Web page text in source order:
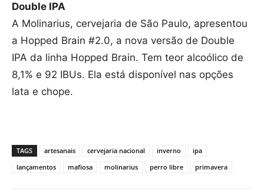
Double IPA
A Molinarius, cervejaria de São Paulo, apresentou
a Hopped Brain #2.0, a nova versão de Double
IPA da linha Hopped Brain. Tem teor alcoólico de
8,1% e 92 IBUs. Ela está disponível nas opções
lata e chope.
TAGS artesanais cervejaria nacional inverno
ipa
lançamentos
mafiosa molinarius perro libre primavera